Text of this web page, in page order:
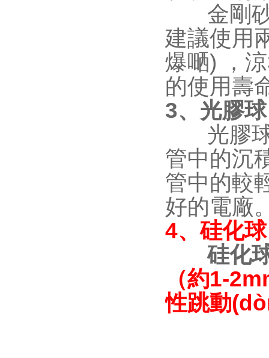
金剛砂
建議使用
爆嗮) 
的使用
3、光膠球
光膠球
管中的沉
管中的較
好的電廠
4、硅化球
硅化
（約1-
性跳動